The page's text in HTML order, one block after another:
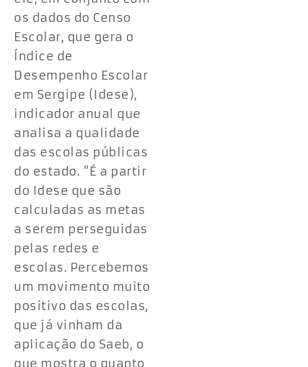
os dados do Censo
Escolar, que gera o
Índice de
Desempenho Escolar
em Sergipe (Idese),
indicador anual que
analisa a qualidade
das escolas públicas
do estado. “É a partir
do Idese que são
calculadas as metas
a serem perseguidas
pelas redes e
escolas. Percebemos
um movimento muito
positivo das escolas,
que já vinham da
aplicação do Saeb, o
que mostra o quanto